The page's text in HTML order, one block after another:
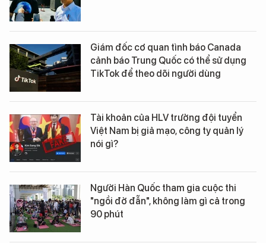
Giám đốc cơ quan tình báo Canada
cảnh báo Trung Quốc có thể sử dụng
TikTok để theo dõi người dùng
Tài khoản của HLV trưởng đội tuyển
Việt Nam bị giả mạo, công ty quản lý
nói gì?
Người Hàn Quốc tham gia cuộc thi
"ngồi đờ đẫn", không làm gì cả trong
90 phút